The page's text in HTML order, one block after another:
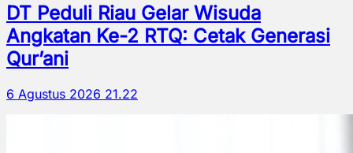
DT Peduli Riau Gelar Wisuda
Angkatan Ke-2 RTQ: Cetak Generasi
Qur’ani
6 Agustus 2026 21.22